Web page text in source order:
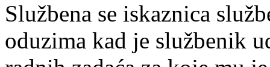
Službena se iskaznica
oduzima kad je službenik